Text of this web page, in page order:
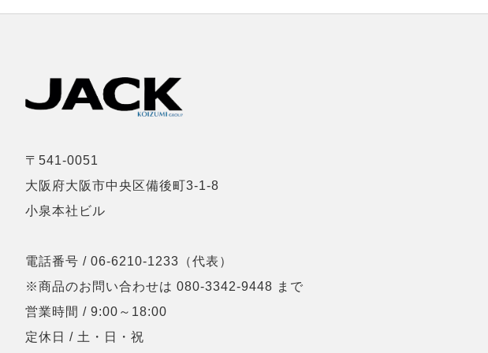
〒541-0051
大阪府大阪市中央区備後町3-1-8
小泉本社ビル
電話番号 / 06-6210-1233（代表）
※商品のお問い合わせは 080-3342-9448 まで
営業時間 / 9:00～18:00
定休日 / 土・日・祝